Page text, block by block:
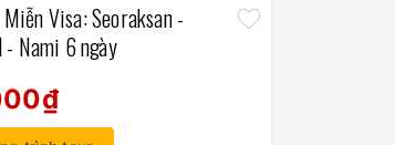
Visa: Seoraksan -
- Nami 6 ngày